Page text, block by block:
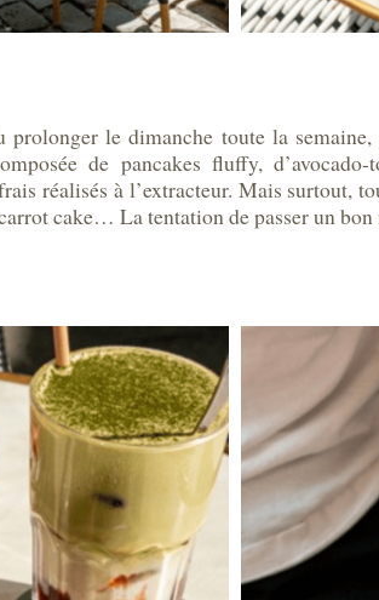
le dimanche toute la
de pancakes fluffy,
réalisés à l’extracteur. Mais surtout,
cake… La tentation de passer un